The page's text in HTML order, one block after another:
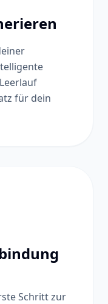
für dein
Schritt zur